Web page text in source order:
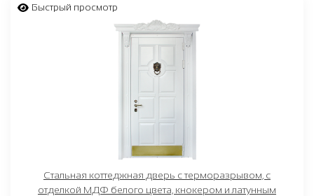
Быстрый просмотр
Стальная коттеджная дверь с терморазрывом, с
отделкой МДФ белого цвета, кнокером и латунным